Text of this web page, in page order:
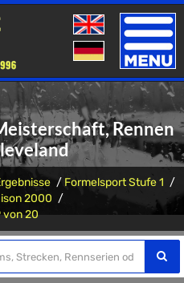
Toggle
Rennen
Formelsport Stufe 1
2000
von 20